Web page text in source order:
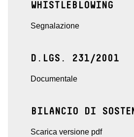
WHISTLEBLOWING
Segnalazione
D.LGS. 231/2001
Documentale
BILANCIO DI
Scarica versione pdf